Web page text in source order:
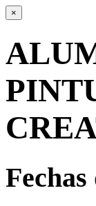
×
Fechas